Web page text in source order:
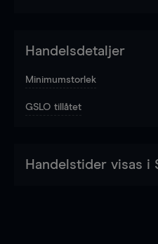
Handelsdetaljer
Minimumstorlek
GSLO tillåtet
Handelstider visas i